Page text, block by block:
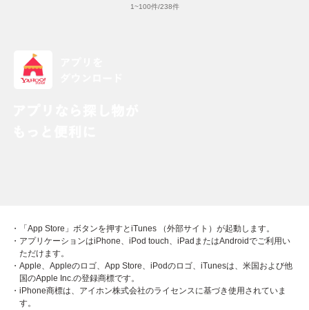
1~100件/238件
・「App Store」ボタンを押すとiTunes （外部サイト）が起動します。
・アプリケーションはiPhone、iPod touch、iPadまたはAndroidでご利用い
ただけます。
・Apple、Appleのロゴ、App Store、iPodのロゴ、iTunesは、米国および他
国のApple Inc.の登録商標です。
・iPhone商標は、アイホン株式会社のライセンスに基づき使用されていま
す。